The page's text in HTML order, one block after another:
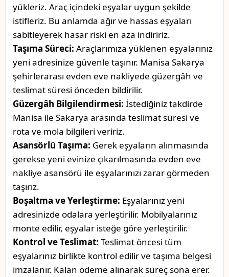
yükleriz. Araç içindeki eşyalar uygun şekilde
istifleriz. Bu anlamda ağır ve hassas eşyaları
sabitleyerek hasar riski en aza indiririz.
Taşıma Süreci: Araçlarımıza yüklenen eşyalarınız
yeni adresinize güvenle taşınır. Manisa Sakarya
şehirlerarası evden eve nakliyede güzergâh ve
teslimat süresi önceden bildirilir.
Güzergâh Bilgilendirmesi: İstediğiniz takdirde
Manisa ile Sakarya arasında teslimat süresi ve
rota ve mola bilgileri veririz.
Asansörlü Taşıma: Gerek eşyaların alınmasında
gerekse yeni evinize çıkarılmasında evden eve
nakliye asansörü ile eşyalarınızı zarar görmeden
taşırız.
Boşaltma ve Yerleştirme: Eşyalarınız yeni
adresinizde odalara yerleştirilir. Mobilyalarınız
monte edilir, eşyalar isteğe göre yerleştirilir.
Kontrol ve Teslimat: Teslimat öncesi tüm
eşyalarınız birlikte kontrol edilir ve taşıma belgesi
imzalanır. Kalan ödeme alınarak süreç sona erer.